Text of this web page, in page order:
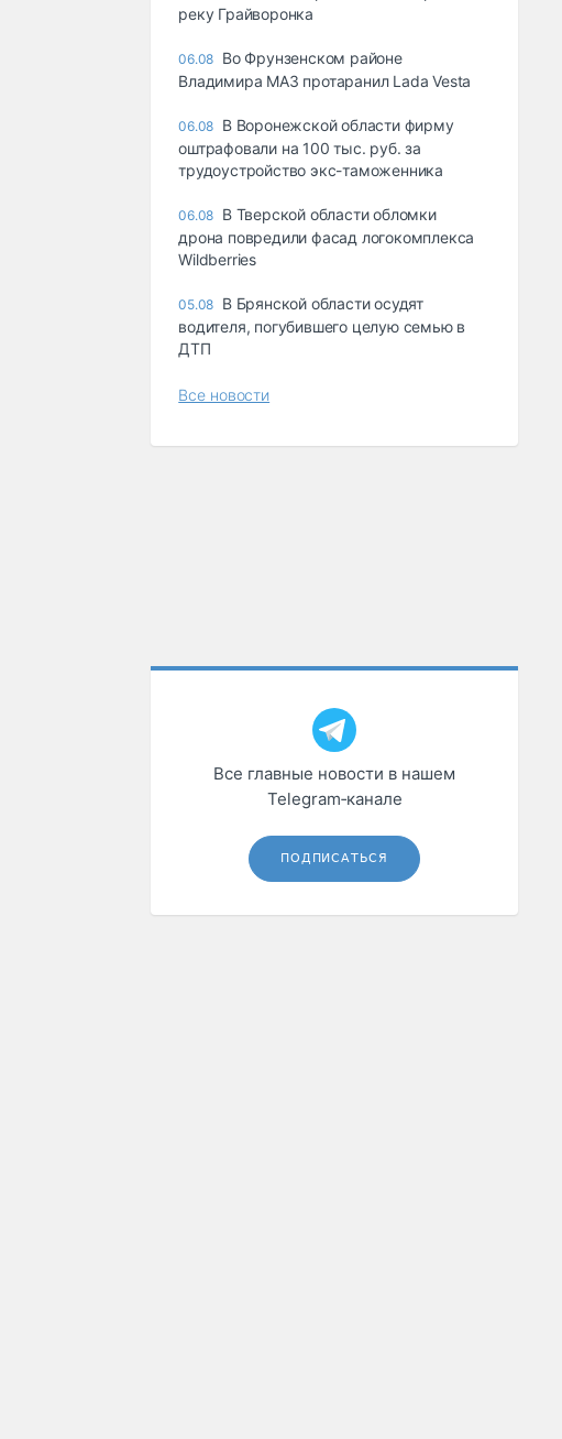
реку Грайворонка
06.08 Во Фрунзенском районе
Владимира МАЗ протаранил Lada Vesta
06.08 В Воронежской области фирму
оштрафовали на 100 тыс. руб. за
трудоустройство экс-таможенника
06.08 В Тверской области обломки
дрона повредили фасад логокомплекса
Wildberries
05.08 В Брянской области осудят
водителя, погубившего целую семью в
ДТП
Все новости
Все главные новости в нашем
Telegram‑канале
ПОДПИСАТЬСЯ